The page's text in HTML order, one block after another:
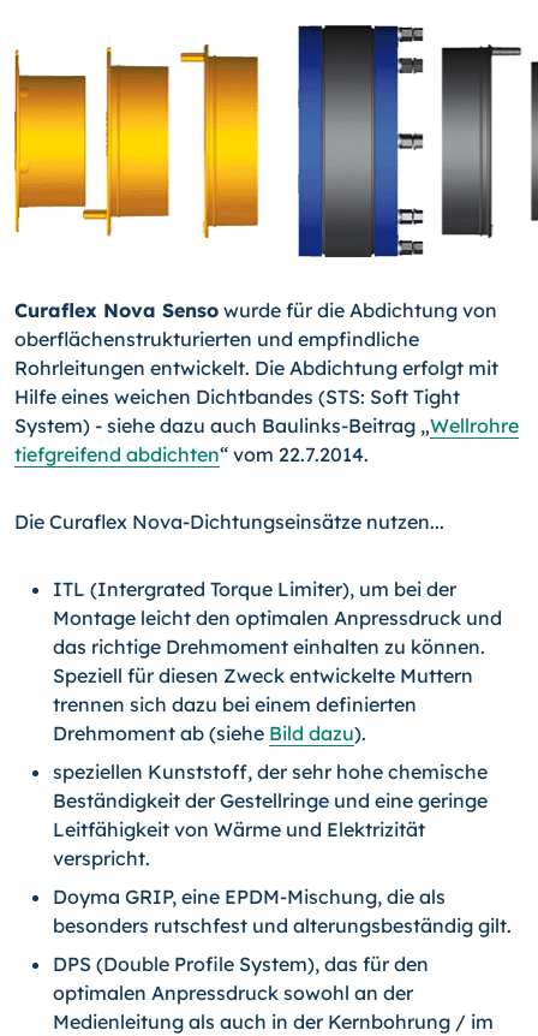
Curaflex Nova Senso wurde für die Abdichtung von
oberflächenstrukturierten und empfindliche
Rohrleitungen entwickelt. Die Abdichtung erfolgt mit
Hilfe eines weichen Dichtbandes (STS: Soft Tight
System) - siehe dazu auch Baulinks-Beitrag „Wellrohre
tiefgreifend abdichten“ vom 22.7.2014.
Die Curaflex Nova-Dichtungseinsätze nutzen...
ITL (Intergrated Torque Limiter), um bei der
Montage leicht den optimalen An­pressdruck und
das richtige Drehmoment einhalten zu können.
Speziell für diesen Zweck entwickelte Muttern
trennen sich dazu bei einem definierten
Drehmoment ab (siehe Bild dazu).
speziellen Kunststoff, der sehr hohe chemische
Beständigkeit der Gestellringe und eine geringe
Leitfähigkeit von Wärme und Elektrizität
verspricht.
Doyma GRIP, eine EPDM-Mischung, die als
besonders rutschfest und alterungs­beständig gilt.
DPS (Double Profile System), das für den
optimalen Anpressdruck sowohl an der
Medienleitung als auch in der Kernbohrung / im